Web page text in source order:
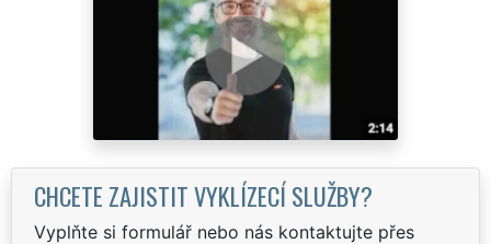
CHCETE ZAJISTIT VYKLÍZECÍ SLUŽBY?
Vyplňte si formulář nebo nás kontaktujte přes